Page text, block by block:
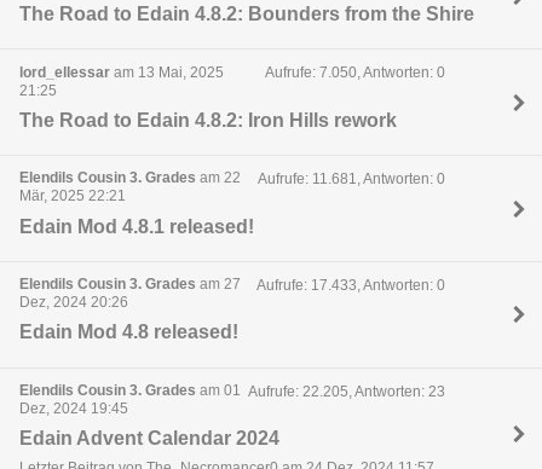
The Road to Edain 4.8.2: Bounders from the Shire
lord_ellessar am 13 Mai, 2025
21:25
Aufrufe: 7.050, Antworten: 0
The Road to Edain 4.8.2: Iron Hills rework
Elendils Cousin 3. Grades am 22
Mär, 2025 22:21
Aufrufe: 11.681, Antworten: 0
Edain Mod 4.8.1 released!
Elendils Cousin 3. Grades am 27
Dez, 2024 20:26
Aufrufe: 17.433, Antworten: 0
Edain Mod 4.8 released!
Elendils Cousin 3. Grades am 01
Dez, 2024 19:45
Aufrufe: 22.205, Antworten: 23
Edain Advent Calendar 2024